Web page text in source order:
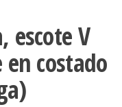
escote V
costado